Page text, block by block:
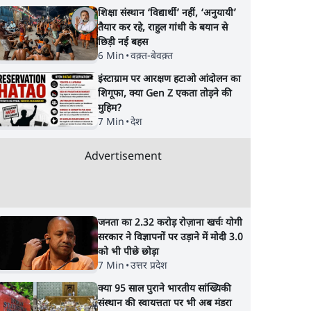
शिक्षा संस्थान ‘विद्यार्थी’ नहीं, ‘अनुयायी’
तैयार कर रहे, राहुल गांधी के बयान से
छिड़ी नई बहस
6 Min •वक़्त-बेवक़्त
इंस्टाग्राम पर आरक्षण हटाओ आंदोलन का
शिगूफा, क्या Gen Z एकता तोड़ने की
मुहिम?
7 Min •देश
Advertisement
जनता का 2.32 करोड़ रोज़ाना खर्चः योगी
सरकार ने विज्ञापनों पर उड़ाने में मोदी 3.0
को भी पीछे छोड़ा
7 Min •उत्तर प्रदेश
क्या 95 साल पुराने भारतीय सांख्यिकी
संस्थान की स्वायत्तता पर भी अब मंडरा